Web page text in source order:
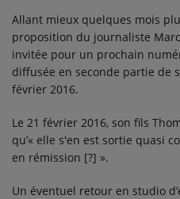
Allant mieux quelques mois
proposition du journaliste
invitée pour un prochain
diffusée en seconde partie de
février 2016.
Le 21 février 2016, son fils
qu’« elle s'en est sortie quasi
en rémission [?] ».
Un éventuel retour en studio